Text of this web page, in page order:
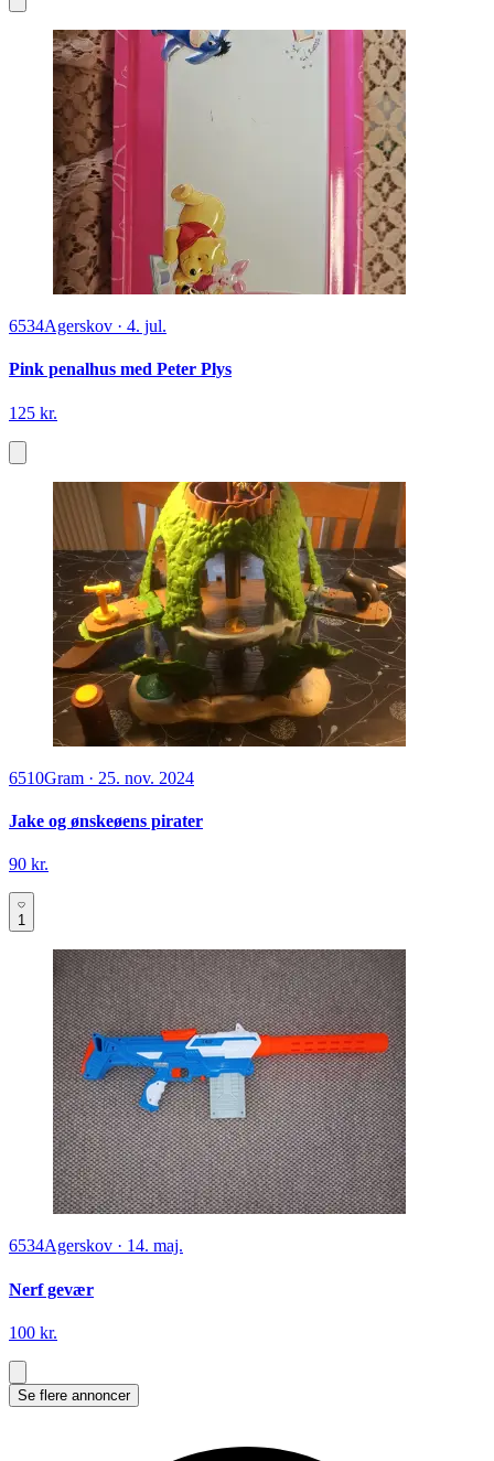
6534Agerskov · 4. jul.
Pink penalhus med Peter Plys
125 kr.
6510Gram · 25. nov. 2024
Jake og ønskeøens pirater
90 kr.
1
6534Agerskov · 14. maj.
Nerf gevær
100 kr.
Se flere annoncer